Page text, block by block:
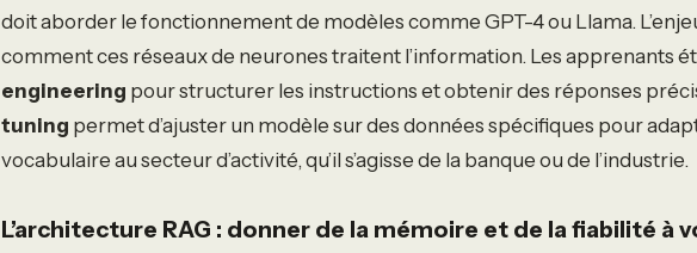
doit aborder le fonctionnement de modèles comme GPT-4 ou Llama.
comment ces réseaux de neurones traitent l’information. Les apprenants
engineering pour structurer les instructions et obtenir des réponses
tuning permet d’ajuster un modèle sur des données spécifiques pour
vocabulaire au secteur d’activité, qu’il s’agisse de la banque ou de l’industrie.
L’architecture RAG : donner de la mémoire et de la fiabilité à